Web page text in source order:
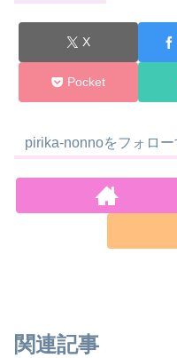
X
Pocket
pirika-nonnoをフォロー
関連記事